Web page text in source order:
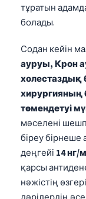
тұратын
болады.
Содан кейін
ауруы, Крон
холестаздық
хирургияның
төмендетуі
мәселені
біреу бірнеше
деңгейі 14 нг/
қарсы
нәжістің